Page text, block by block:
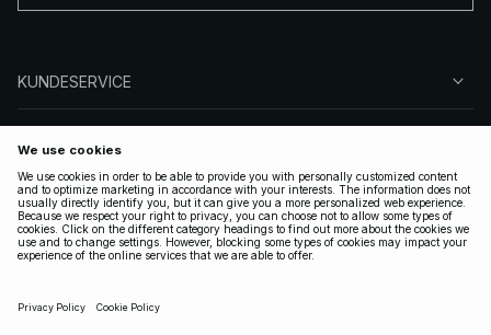
KUNDESERVICE
FØLG OSS
LOVLIG